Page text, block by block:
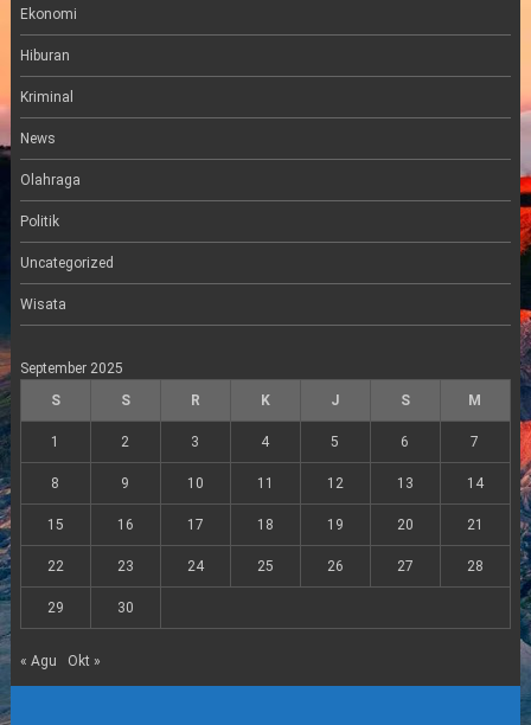
r
a
Ekonomi
Hiburan
Kriminal
News
Olahraga
Politik
Uncategorized
Wisata
September 2025
S
S R K J S M
1 2 3 4 5 6 7
8 9 10 11 12 13 14
15 16 17 18 19 20 21
22 23 24 25 26 27 28
29 30
« Agu Okt »